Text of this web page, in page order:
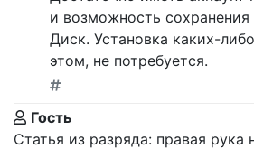
и возможность сохранения
Диск. Установка каких-
этом, не потребуется.
Гость
Статья из разряда: правая рука